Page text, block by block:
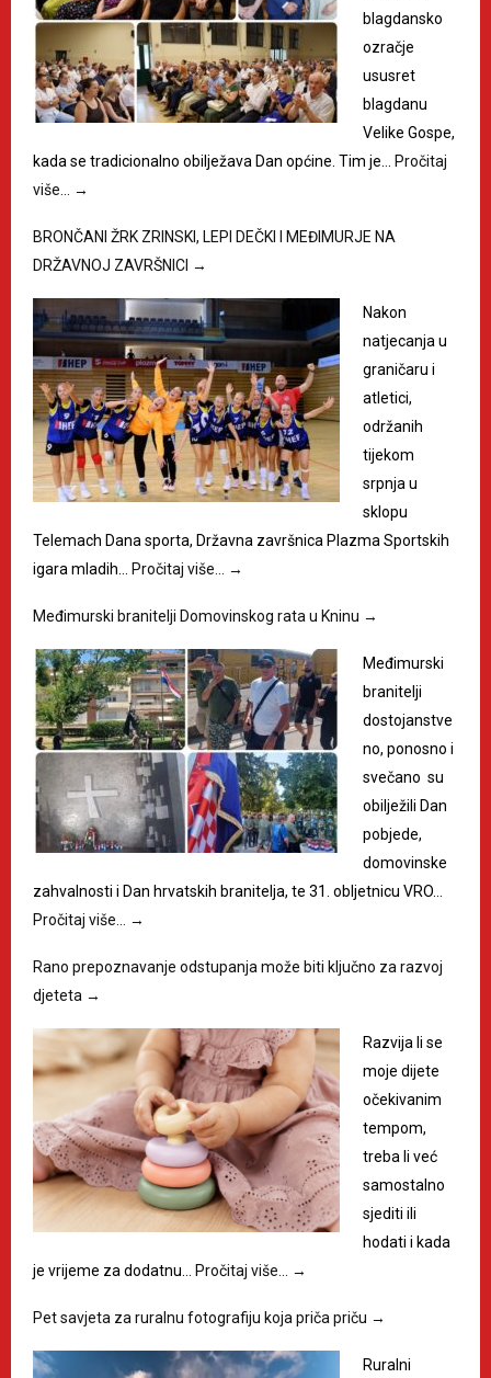
blagdansko
ozračje
ususret
blagdanu
Velike Gospe,
kada se tradicionalno obilježava Dan općine. Tim je…
Pročitaj
više…
→
BRONČANI ŽRK ZRINSKI, LEPI DEČKI I MEĐIMURJE NA
DRŽAVNOJ ZAVRŠNICI →
Nakon
natjecanja u
graničaru i
atletici,
održanih
tijekom
srpnja u
sklopu
Telemach Dana sporta, Državna završnica Plazma Sportskih
igara mladih…
Pročitaj više… →
Međimurski branitelji Domovinskog rata u Kninu →
Međimurski
branitelji
dostojanstve
no, ponosno i
svečano su
obilježili Dan
pobjede,
domovinske
zahvalnosti i Dan hrvatskih branitelja, te 31. obljetnicu VRO…
Pročitaj više…
→
Rano prepoznavanje odstupanja može biti ključno za razvoj
djeteta →
Razvija li se
moje dijete
očekivanim
tempom,
treba li već
samostalno
sjediti ili
hodati i kada
je vrijeme za dodatnu…
Pročitaj više… →
Pet savjeta za ruralnu fotografiju koja priča priču →
Ruralni